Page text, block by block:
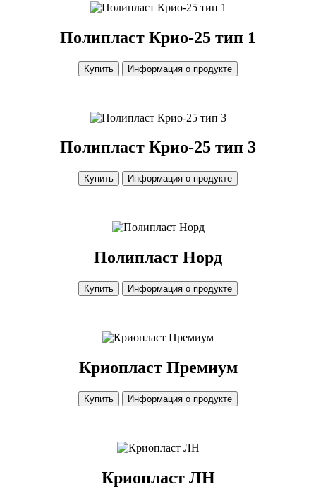
Полипласт Крио-25 тип 1
Купить Информация о продукте
Полипласт Крио-25 тип 3
Купить Информация о продукте
Полипласт Норд
Купить Информация о продукте
Криопласт Премиум
Купить Информация о продукте
Криопласт ЛН